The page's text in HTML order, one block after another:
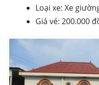
Loại xe: Xe
Giá vé: 200.000